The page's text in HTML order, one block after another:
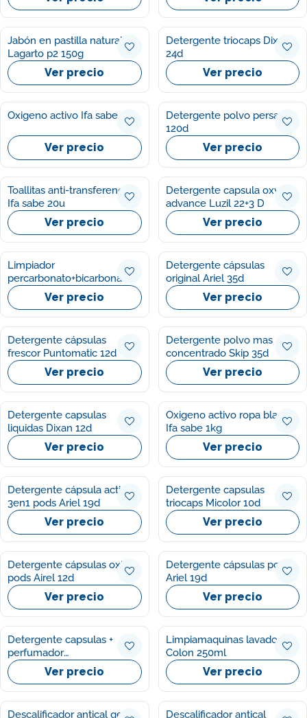
Jabón en pastilla natural
Lagarto p2 150g
Ver precio
Detergente triocaps Dixan
24d
Ver precio
Oxigeno activo Ifa sabe 1kg
Ver precio
Detergente polvo persan
120d
Ver precio
Toallitas anti-transferencia
Ifa sabe 20u
Ver precio
Detergente capsula oxy
advance Luzil 22+3 D
Ver precio
Limpiador
percarbonato+bicarbonato
Mpl 750gVer precio
Detergente cápsulas
original Ariel 35d
Ver precio
Detergente cápsulas
frescor Puntomatic 12d
Ver precio
Detergente polvo mas
concentrado Skip 35d
Ver precio
Detergente capsulas
liquidas Dixan 12d
Ver precio
Oxigeno activo ropa blanca
Ifa sabe 1kg
Ver precio
Detergente cápsula active
3en1 pods Ariel 19d
Ver precio
Detergente capsulas
triocaps Micolor 10d
Ver precio
Detergente cápsulas oxi
pods Airel 12d
Ver precio
Detergente cápsulas pods
Ariel 19d
Ver precio
Detergente capsulas +
perfumador
Wipp33d+vernel 30d
Ver precio
Limpiamaquinas lavadora
Colon 250ml
Ver precio
Descalificador antical gel
Descalificador antical